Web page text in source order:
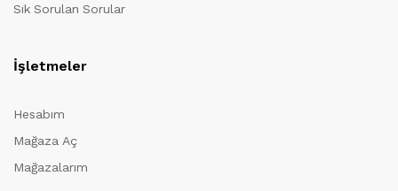
Sık Sorulan Sorular
İşletmeler
Hesabım
Mağaza Aç
Mağazalarım